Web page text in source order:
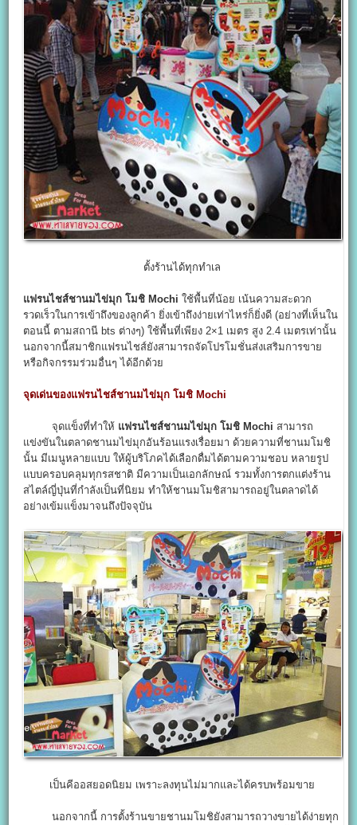
ตั้งร้านได้ทุกทำเล
แฟรนไชส์ชานมไข่มุก โมชิ Mochi ใช้พื้นที่น้อย เน้นความสะดวก
รวดเร็วในการเข้าถึงของลูกค้า ยิ่งเข้าถึงง่ายเท่าไหร่ก็ยิ่งดี (อย่างที่เห็นใน
ตอนนี้ ตามสถานี bts ต่างๆ) ใช้พื้นที่เพียง 2×1 เมตร สูง 2.4 เมตรเท่านั้น
นอกจากนี้สมาชิกแฟรนไชส์ยังสามารถจัดโปรโมชั่นส่งเสริมการขาย
หรือกิจกรรมร่วมอื่นๆ ได้อีกด้วย
จุดเด่นของแฟรนไชส์ชานมไข่มุก โมชิ Mochi
จุดแข็งที่ทำให้ แฟรนไชส์ชานมไข่มุก โมชิ Mochi สามารถ
แข่งขันในตลาดชานมไข่มุกอันร้อนแรงเรื่อยมา ด้วยความที่ชานมโมชิ
นั้น มีเมนูหลายแบบ ให้ผู้บริโภคได้เลือกดื่มได้ตามความชอบ หลายรูป
แบบครอบคลุมทุกรสชาติ มีความเป็นเอกลักษณ์ รวมทั้งการตกแต่งร้าน
สไตล์ญี่ปุ่นที่กำลังเป็นที่นิยม ทำให้ชานมโมชิสามารถอยู่ในตลาดได้
อย่างเข้มแข็งมาจนถึงปัจจุบัน
เป็นคีออสยอดนิยม เพราะลงทุนไม่มากและได้ครบพร้อมขาย
นอกจากนี้ การตั้งร้านขายชานมโมชิยังสามารถวางขายได้ง่ายทุก